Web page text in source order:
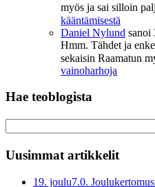
myös ja sai silloin
kääntämisestä
Daniel Nylund sanoi
Hmm. Tähdet ja
sekaisin Raamatun
vainoharhoja
Hae teoblogista
Uusimmat artikkelit
19. joulu7.0.